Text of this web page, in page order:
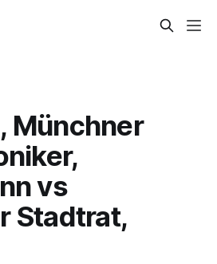
Münchner
vs
Stadtrat,